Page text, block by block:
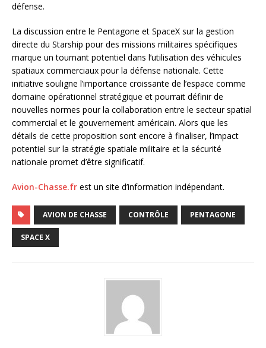
défense.
La discussion entre le Pentagone et SpaceX sur la gestion
directe du Starship pour des missions militaires spécifiques
marque un tournant potentiel dans l’utilisation des véhicules
spatiaux commerciaux pour la défense nationale. Cette
initiative souligne l’importance croissante de l’espace comme
domaine opérationnel stratégique et pourrait définir de
nouvelles normes pour la collaboration entre le secteur spatial
commercial et le gouvernement américain. Alors que les
détails de cette proposition sont encore à finaliser, l’impact
potentiel sur la stratégie spatiale militaire et la sécurité
nationale promet d’être significatif.
Avion-Chasse.fr est un site d’information indépendant.
AVION DE CHASSE CONTRÔLE PENTAGONE
SPACE X